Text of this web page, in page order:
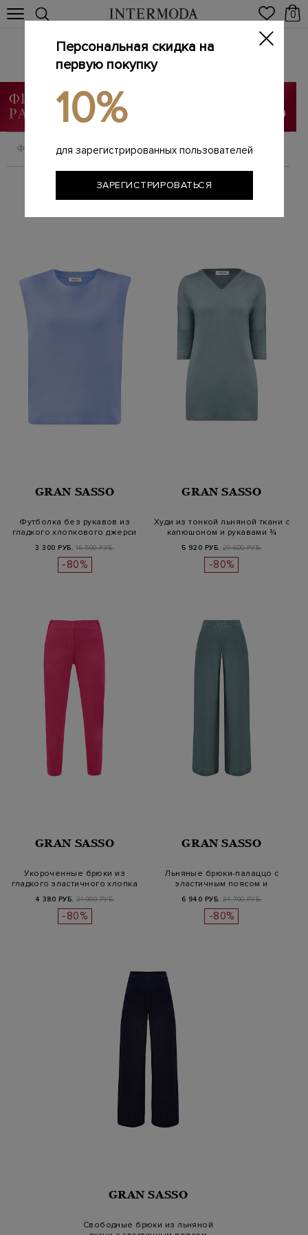
0
GRAN SASSO
Главная / Женщинам / Бренды
ФИЛЬТРОВАТЬ СОРТИРОВАТЬ
GRAN SASSO
Футболка без рукавов из
гладкого хлопкового джерси
3 300 РУБ. 16 500 РУБ.
-80%
GRAN SASSO
Худи из тонкой льняной ткани с
капюшоном и рукавами ¾
5 920 РУБ. 29 600 РУБ.
-80%
GRAN SASSO
Укороченные брюки из
гладкого эластичного хлопка
4 380 РУБ. 21 900 РУБ.
-80%
GRAN SASSO
Льняные брюки-палаццо с
эластичным поясом и
карманами
6 940 РУБ. 34 700 РУБ.
-80%
GRAN SASSO
Свободные брюки из льняной
Персональная скидка на
первую покупку
10%
для зарегистрированных пользователей
ЗАРЕГИСТРИРОВАТЬСЯ